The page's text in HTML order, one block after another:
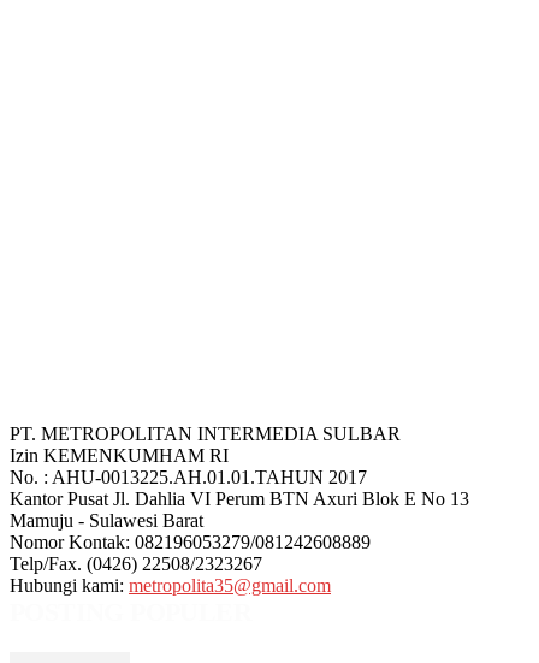
PT. METROPOLITAN INTERMEDIA SULBAR
Izin KEMENKUMHAM RI
No. : AHU-0013225.AH.01.01.TAHUN 2017
Kantor Pusat Jl. Dahlia VI Perum BTN Axuri Blok E No 13
Mamuju - Sulawesi Barat
Nomor Kontak: 082196053279/081242608889
Telp/Fax. (0426) 22508/2323267
Hubungi kami: metropolita35@gmail.com